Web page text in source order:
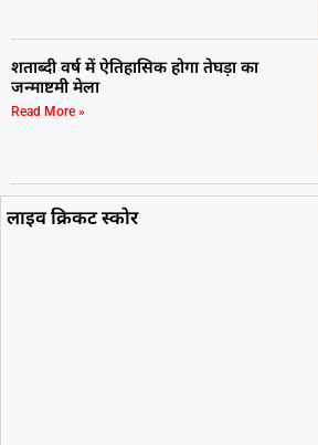
शताब्दी वर्ष में ऐतिहासिक होगा तेघड़ा का
जन्माष्टमी मेला
Read More »
लाइव क्रिकट स्कोर